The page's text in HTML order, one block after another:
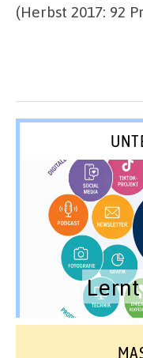
(Herbst 2017: 92